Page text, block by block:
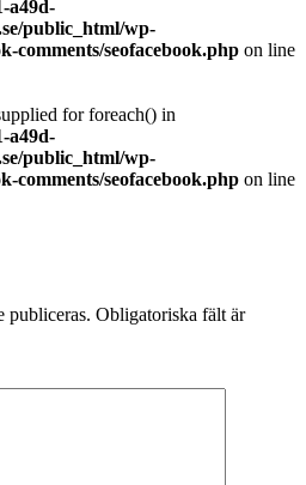
a49d-
public_html/wp-
comments/seofacebook.php on line
for foreach() in
a49d-
public_html/wp-
comments/seofacebook.php on line
publiceras. Obligatoriska fält är